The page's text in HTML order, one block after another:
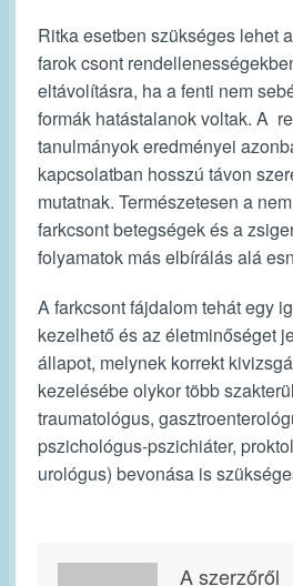
Ritka esetben szükséges lehet
farok csont
eltávolításra, ha a fenti nem
formák hatástalanok voltak. A
tanulmányok eredményei
kapcsolatban hosszú távon
mutatnak. Természetesen a
farkcsont betegségek és a
folyamatok más elbírálás alá
A farkcsont fájdalom tehát egy
kezelhető és az életminőséget
állapot, melynek korrekt
kezelésébe olykor több
traumatológus,
pszichológus-pszichiáter,
urológus) bevonása is
A szerzőről